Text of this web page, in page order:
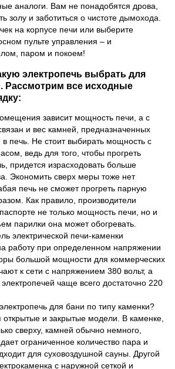
аналоги. Вам не понадобятся дрова,
золу и заботиться о чистоте дымохода.
на корпусе печи или выберите
пульте управления – и
паром и покоем!
электропечь выбрать для
Рассмотрим все исходные
зависит мощность печи, а с
и вес камней, предназначенных
в печь. Не стоит выбирать мощность с
ведь для того, чтобы прогреть
придется израсходовать больше
Экономить сверх меры тоже нет
печь не сможет прогреть парную
Как правило, производители
не только мощность печи, но и
парилки она может обогревать.
электрической печи-каменки
работу при определенном напряжении
большой мощности для коммерческих
к сети с напряжением 380 вольт, а
чаще всего достаточно 220
для бани по типу каменки?
открытые и закрытые модели. В каменке,
сверху, камней обычно немного,
ограниченное количество пара и
для суховоздушной сауны. Другой
с наружной сеткой и